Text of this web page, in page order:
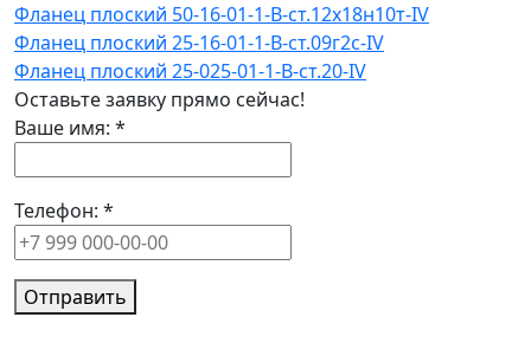
Фланец плоский 50-16-01-1-B-ст.12х18н10т-IV
Фланец плоский 25-16-01-1-B-ст.09г2с-IV
Фланец плоский 25-025-01-1-B-ст.20-IV
Оставьте заявку прямо сейчас!
Ваше имя: *
Телефон: *
Отправить